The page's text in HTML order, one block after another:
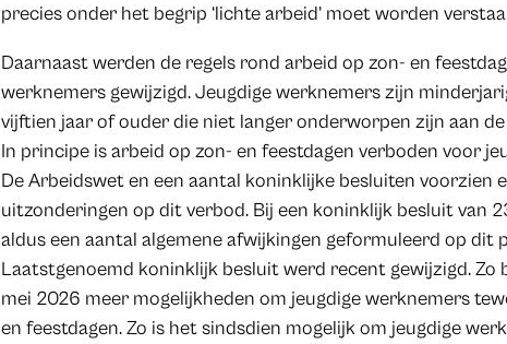
precies onder het begrip ‘lichte arbeid’ moet worden
Daarnaast werden de regels rond arbeid op zon- en
werknemers gewijzigd. Jeugdige werknemers zijn
vijftien jaar of ouder die niet langer onderworpen zijn aan
In principe is arbeid op zon- en feestdagen verboden voor
De Arbeidswet en een aantal koninklijke besluiten voorzien
uitzonderingen op dit verbod. Bij een koninklijk besluit van
aldus een aantal algemene afwijkingen geformuleerd op dit
Laatstgenoemd koninklijk besluit werd recent gewijzigd. Zo
mei 2026 meer mogelijkheden om jeugdige werknemers
en feestdagen. Zo is het sindsdien mogelijk om jeugdige